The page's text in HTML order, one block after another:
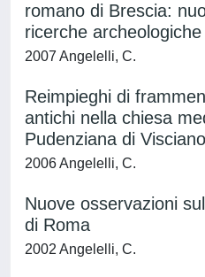
romano di Brescia:
ricerche archeologiche
2007 Angelelli, C.
Reimpieghi di
antichi nella chiesa
Pudenziana di
2006 Angelelli, C.
Nuove osservazioni
di Roma
2002 Angelelli, C.